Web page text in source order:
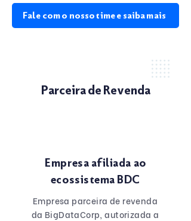
Fale com o nosso time e saiba mais
Parceira de Revenda
Empresa afiliada ao
ecossistema BDC
Empresa parceira de revenda
da BigDataCorp, autorizada a